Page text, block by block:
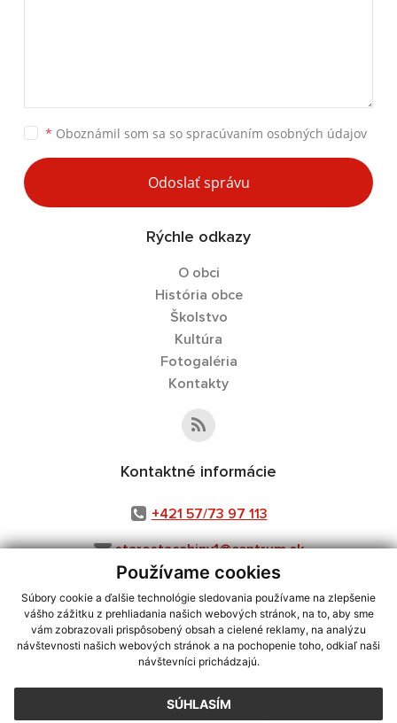
Používame cookies
Súbory cookie a ďalšie technológie sledovania používame na zlepšenie
vášho zážitku z prehliadania našich webových stránok, na to, aby sme
vám zobrazovali prispôsobený obsah a cielené reklamy, na analýzu
návštevnosti našich webových stránok a na pochopenie toho, odkiaľ naši
návštevníci prichádzajú.
SÚHLASÍM
* Oboznámil som sa so spracúvaním osobných údajov
Odoslať správu
Rýchle odkazy
O obci
História obce
Školstvo
Kultúra
Fotogaléria
Kontakty
Kontaktné informácie
+421 57/73 97 113
starostacabiny1@centrum.sk
využite možnosť získavania aktuálnych informácií s využitím RSS
CMS systém (redakčný) systém ECHELON 2,Mapa stránok,web portál
webex.digital, s.r.o.,domény,registrácia domény
Posledná aktualizácia:06.08.2026